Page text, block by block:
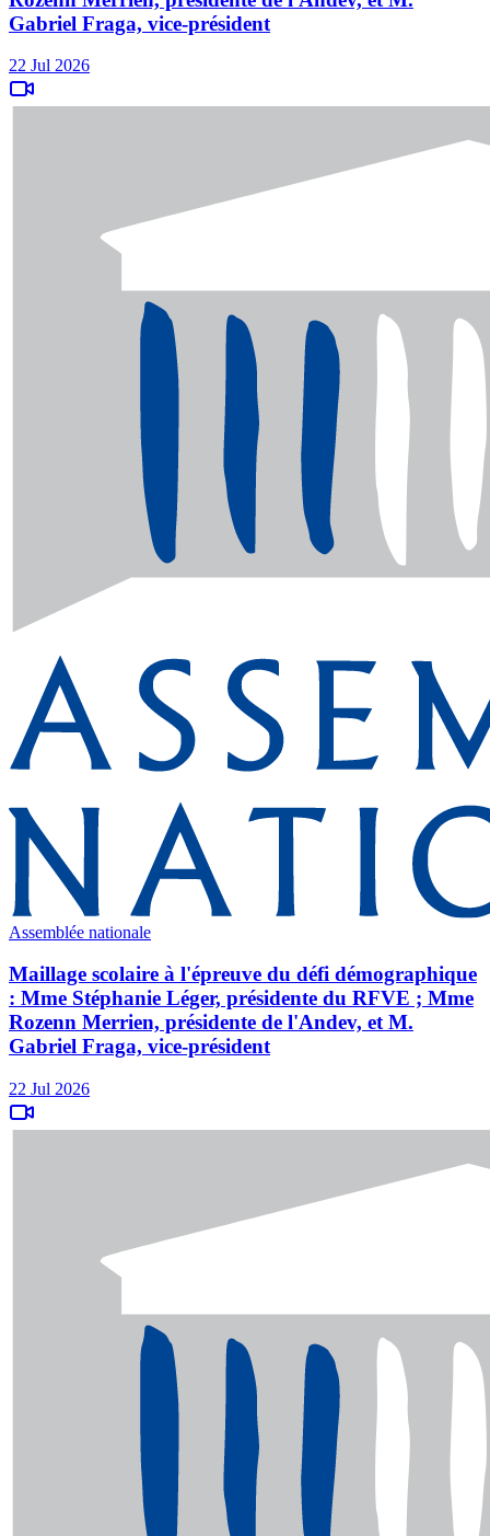
Gabriel Fraga, vice-président
22 Jul 2026
Assemblée nationale
Maillage scolaire à l'épreuve du défi démographique
: Mme Stéphanie Léger, présidente du RFVE ; Mme
Rozenn Merrien, présidente de l'Andev, et M.
Gabriel Fraga, vice-président
22 Jul 2026